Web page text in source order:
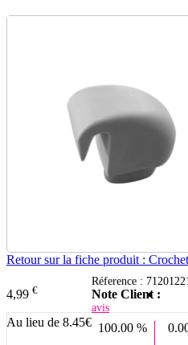
Retour sur la fiche produit :
4,99 €
Au lieu de 8.45€
Réference :
Note Client :
avis
100.00 %